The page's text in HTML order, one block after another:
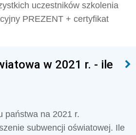
uczestników szkolenia
PREZENT + certyfikat
w 2021 r. - ile
państwa na 2021 r.
subwencji oświatowej. Ile